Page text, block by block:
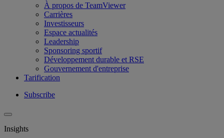
À propos de TeamViewer
Carrières
Investisseurs
Espace actualités
Leadership
Sponsoring sportif
Développement durable et RSE
Gouvernement d'entreprise
Tarification
Subscribe
Insights